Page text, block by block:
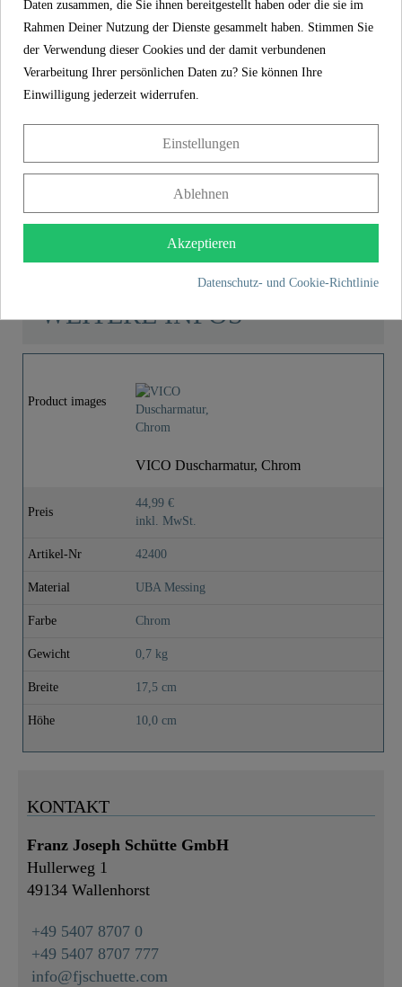
(gemäß den Garantiebedingungen) wird langfristige
Vertrauen und Qualität bei jedem Einkauf.
Produkteigenschaften
WEITERE INFOS
Product images
VICO Duscharmatur, Chrom
Preis
44,99 €
inkl. MwSt.
Artikel-Nr 42400
Material UBA Messing
Farbe Chrom
Gewicht 0,7 kg
Breite 17,5 cm
Höhe 10,0 cm
KONTAKT
Franz Joseph Schütte GmbH
Hullerweg 1
49134 Wallenhorst
+49 5407 8707 0
+49 5407 8707 777
info@fjschuette.com
Daten zusammen, die Sie ihnen bereitgestellt haben oder die sie im
Rahmen Deiner Nutzung der Dienste gesammelt haben. Stimmen Sie
der Verwendung dieser Cookies und der damit verbundenen
Verarbeitung Ihrer persönlichen Daten zu? Sie können Ihre
Einwilligung jederzeit widerrufen.
Einstellungen
Ablehnen
Akzeptieren
Datenschutz- und Cookie-Richtlinie